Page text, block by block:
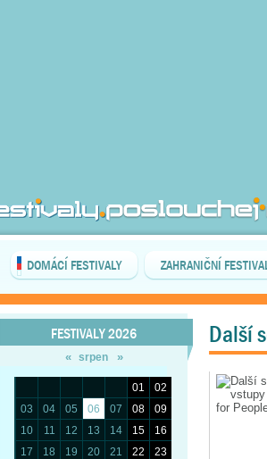
DOMÁCÍ FESTIVALY ZAHRANIČNÍ
FESTIVALY 2026
« srpen »
01
02
03
04 05 06 07 08
09
10
11 12 13 14 15
16
17
18 19 20 21 22
23
Další